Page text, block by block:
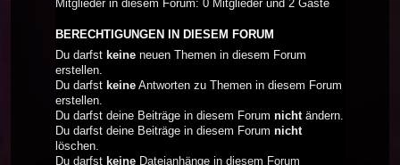
Mitglieder in diesem Forum: 0 Mitglieder und 2 Gäste
BERECHTIGUNGEN IN DIESEM FORUM
Du darfst keine neuen Themen in diesem Forum
erstellen.
Du darfst keine Antworten zu Themen in diesem Forum
erstellen.
Du darfst deine Beiträge in diesem Forum nichtändern.
Du darfst deine Beiträge in diesem Forum nicht
löschen.
Du darfst keine Dateianhänge in diesem Forum